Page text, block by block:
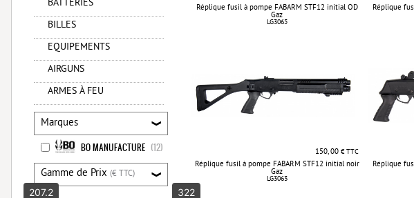
BATTERIES
BILLES
EQUIPEMENTS
AIRGUNS
ARMES À FEU
Marques
BO MANUFACTURE (12)
Gamme de Prix (€ TTC)
207.2 322
Réplique fusil à pompe FABARM STF12 initial OD
Gaz
LG3065
Réplique
150, 00 € TTC
Réplique fusil à pompe FABARM STF12 initial noir
Gaz
LG3063
Réplique